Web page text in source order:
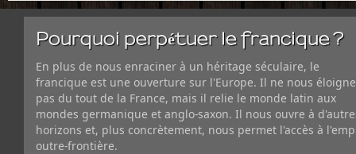
Pourquoi perpétuer le francique ?
En plus de nous enraciner à un héritage séculaire, le
francique est une ouverture sur l'Europe. Il ne nous éloigne
pas du tout de la France, mais il relie le monde latin aux
mondes germanique et anglo-saxon. Il nous ouvre à
horizons et, plus concrètement, nous permet l'accès à
outre-frontière.